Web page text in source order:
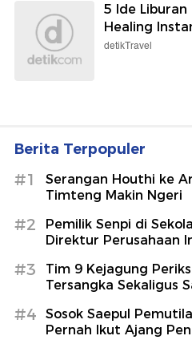
5 Ide
Healing
detikTravel
Berita Terpopuler
#1
Serangan Houthi ke
Timteng Makin Ngeri
#2
Pemilik Senpi di
Direktur Perusahaan
#3
Tim 9 Kejagung
Tersangka Sekaligus
#4
Sosok Saepul
Pernah Ikut Ajang